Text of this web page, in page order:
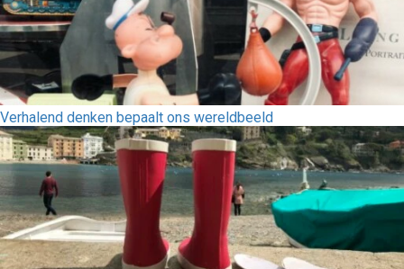
Verhalend denken bepaalt ons wereldbeeld